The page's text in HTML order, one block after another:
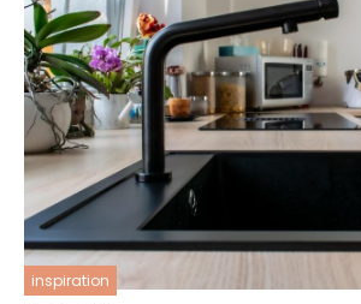
inspiration